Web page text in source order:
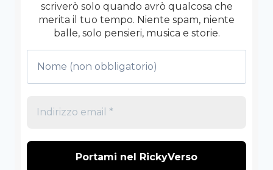
scriverò solo quando avrò qualcosa che
merita il tuo tempo. Niente spam, niente
balle, solo pensieri, musica e storie.